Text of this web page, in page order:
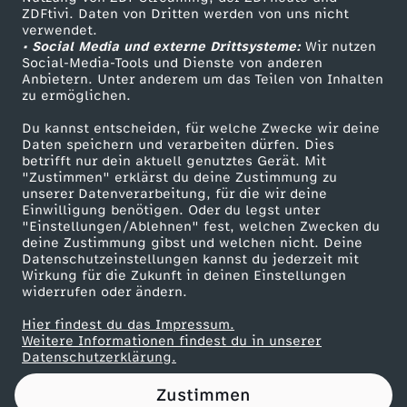
ZDFtivi. Daten von Dritten werden von uns nicht
verwendet.
• Social Media und externe Drittsysteme:Wir nutzen
Social-Media-Tools und Dienste von anderen
Anbietern. Unter anderem um das Teilen von Inhalten
zu ermöglichen.
Du kannst entscheiden, für welche Zwecke wir deine
Daten speichern und verarbeiten dürfen. Dies
betrifft nur dein aktuell genutztes Gerät. Mit
"Zustimmen" erklärst du deine Zustimmung zu
unserer Datenverarbeitung, für die wir deine
Einwilligung benötigen. Oder du legst unter
"Einstellungen/Ablehnen" fest, welchen Zwecken du
deine Zustimmung gibst und welchen nicht. Deine
Datenschutzeinstellungen kannst du jederzeit mit
Wirkung für die Zukunft in deinen Einstellungen
widerrufen oder ändern.
Hier findest du das Impressum.
Weitere Informationen findest du in unserer
Datenschutzerklärung.
Zustimmen
i
k
a
n
i
s
c
h
e
ZDF Unternehmen
Karriere
ZDF goes Schule
Werbefernsehen
Mainzelmännchen
Partner